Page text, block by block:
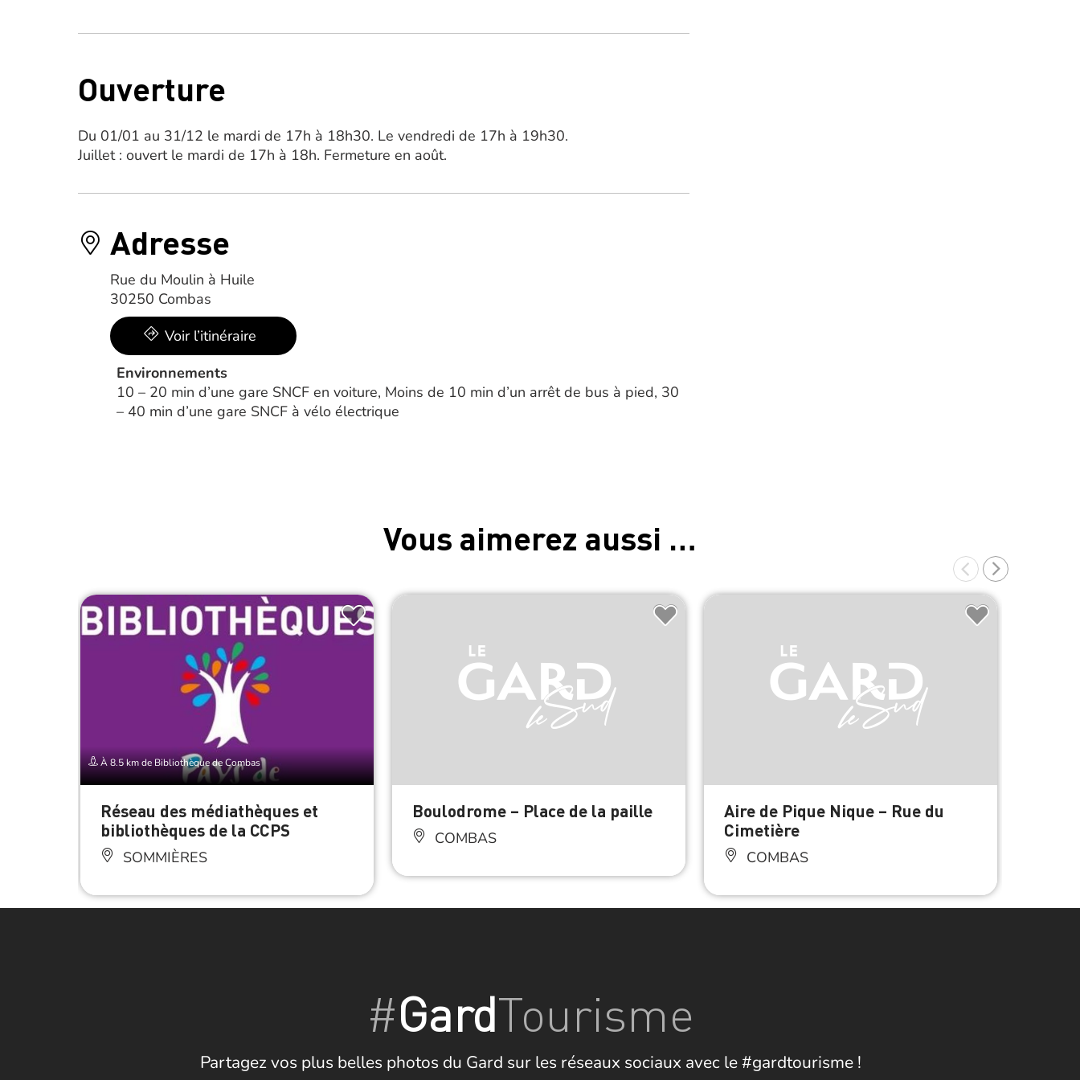
Ouverture
Du 01/01 au 31/12 le mardi de 17h à 18h30. Le vendredi de 17h à 19h30.
Juillet : ouvert le mardi de 17h à 18h. Fermeture en août.
Adresse
Rue du Moulin à Huile
30250 Combas
Voir l’itinéraire
Environnements
10 – 20 min d’une gare SNCF en voiture, Moins de 10 min d’un arrêt de bus à pied, 30
– 40 min d’une gare SNCF à vélo électrique
Vous aimerez aussi …
À 8.5 km de Bibliothèque de Combas
Réseau des médiathèques et
bibliothèques de la CCPS
SOMMIÈRES
Boulodrome – Place de la paille
COMBAS
Aire de Pique Nique – Rue du
Cimetière
COMBAS
#GardTourisme
Partagez vos plus belles photos du Gard sur les réseaux sociaux avec le #gardtourisme !